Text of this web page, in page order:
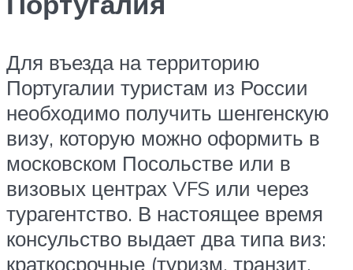
Для въезда на территорию
Португалии туристам из России
необходимо получить шенгенскую
визу, которую можно оформить в
московском Посольстве или в
визовых центрах VFS или через
турагентство. В настоящее время
консульство выдает два типа виз:
краткосрочные (туризм, транзит,